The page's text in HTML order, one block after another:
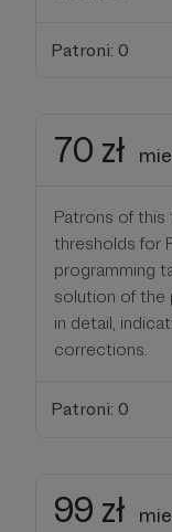
Patroni: 0
70 zł
Patrons of
thresholds for
programming
solution of the
in detail,
corrections.
Patroni: 0
99 zł